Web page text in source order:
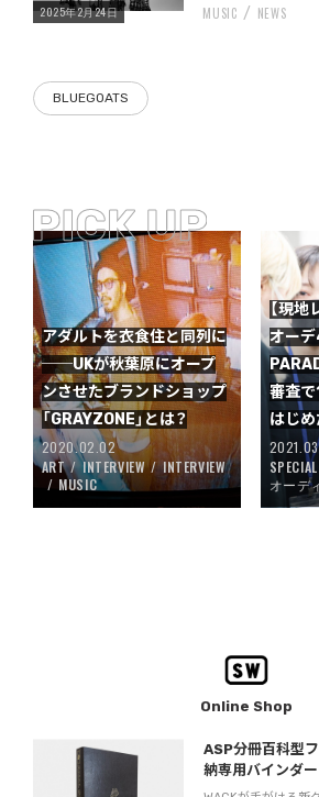
2025年2月24日
MUSIC NEWS
BLUEGOATS
アダルトを衣食住と同列に
──UKが秋葉原にオープ
ンさせたブランドショップ
「GRAYZONE」とは？
2020.02.02
ART
INTERVIEW
INTERVIEW
MUSIC
【現
オー
審査で
はじ
SPECIAL
オーデ
Online Shop
ASP分冊百科型
納専用バインダー